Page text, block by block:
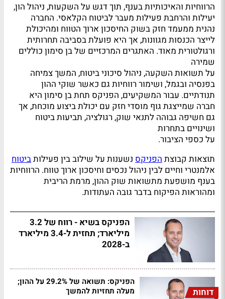
הרווחיות והאיכותיות בענף, תוך דגש על השקעות, ניהול הון,
יעילות והרחבת פעילות מעבר לביטוח הקלאסי. החברה
נהנית ממעמד חזק בשוק החיסכון ארוך הטווח ומהיכולת
לייצר הכנסות מגוונות, אך היא פועלת בסביבה תחרותית
ורגולטורית מאוד. האתגרים המרכזיים של בן סימון כוללים
שמירה
על תשואות השקעה, ניהול סיכוני ביטוח, המשך צמיחה
בפנסיה ובגמל, ושימור רווחיות גם כאשר שוקי ההון
תנודתיים. עבור המשקיעים, הפניקס תחת בן סימון היא
חברה שמייצגת גוף מוסדי חזק עם יכולת ביצוע מוכחת, אך
גם חשיפה גבוהה לתנאי שוק, רגולציה, תביעות ביטוח
ושינויים בתחרות
על כספי הציבור.
תוצאות קבוצתהפניקס נשענות על שילוב בין פעילותביטוח
אלמנטרי וחיים לבין ניהול נכסים וחיסכון ארוך טווח. הרווחיות
בענף מושפעת מתשואות שוק ההון, מרמת הריבית
ומהוראות הפיקוח בדבר גובה העתודות.
הפניקס בשיא - רווח של 3.2
מיליארד; תחזית ל-3.4 מיליארד
ב-2028
דוחות
הפניקס: תשואה של 29.2% על ההון;
מעלה תחזיות להמשך